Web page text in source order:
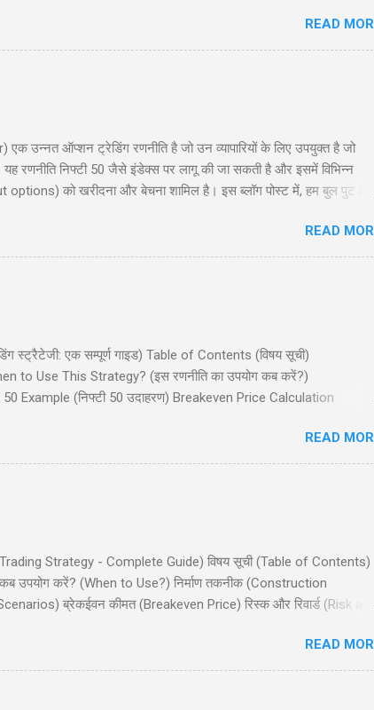
प्रवेश और निकास की योजना (entry and exit planning), जोखिम और लाभ
इस रणनीति को समझने और लागू करने में मदद करेगी। ...
READ
उन्नत ऑप्शन ट्रेडिंग रणनीति है जो उन व्यापारियों के लिए उपयुक्त है जो
रणनीति निफ्टी 50 जैसे इंडेक्स पर लागू की जा सकती है और इसमें विभिन्न
को खरीदना और बेचना शामिल है। इस ब्लॉग पोस्ट में, हम बुल पुट
समझने और लागू करने में मदद करना है ताकि आप सूचित निर्णय ले सकें। सामग्री
3. रणनीति का निर...
READ
स्ट्रैटेजी: एक सम्पूर्ण गाइड) Table of Contents (विषय सूची)
to Use This Strategy? (इस रणनीति का उपयोग कब करें?)
Example (निफ्टी 50 उदाहरण) Breakeven Price Calculation
Spread) एक उन्नत ऑप्शन ट्रेडिंग रणनीति है जो मध्यम बुलिश (bullish)
का संयोजन है, ...
READ
Strategy - Complete Guide) विषय सूची (Table of Contents)
उपयोग करें? (When to Use?) निर्माण तकनीक (Construction
ब्रेकईवन कीमत (Breakeven Price) रिस्क और रिवार्ड (Risk
स्ट्रैटेजी है जो तेजी (bullish) के दृष्टिकोण वाले ट्रेडर्स के लिए उपयुक्त है,
यह स्ट्रैटेजी कम लागत पर असीमित लाभ (unlimited profit potential) की
READ